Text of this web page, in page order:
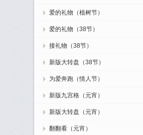
爱的礼物（植树节）
爱的礼物（38节）
接礼物（38节）
新版大转盘（38节）
为爱奔跑（情人节）
新版九宫格（元宵）
新版大转盘（元宵）
翻翻看（元宵）